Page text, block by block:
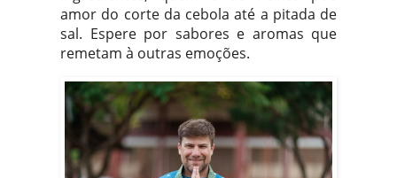
amor do corte da cebola até a pitada de
sal. Espere por sabores e aromas que
remetam à outras emoções.